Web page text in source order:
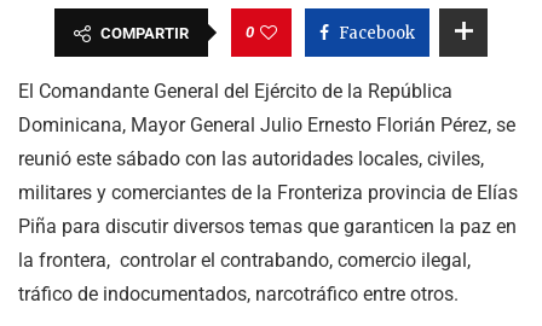
COMPARTIR 0 Facebook
El Comandante General del Ejército de la República
Dominicana, Mayor General Julio Ernesto Florián Pérez, se
reunió este sábado con las autoridades locales, civiles,
militares y comerciantes de la Fronteriza provincia de Elías
Piña para discutir diversos temas que garanticen la paz en
la frontera, controlar el contrabando, comercio ilegal,
tráfico de indocumentados, narcotráfico entre otros.